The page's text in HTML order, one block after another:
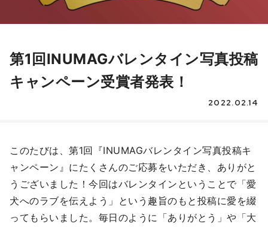
第1回INUMAGバレンタイン写真投稿
キャンペーン受賞者発表！
2022.02.14
このたびは、第1回『INUMAGバレンタイン写真投稿キ
ャンペーン』にたくさんのご応募をいただき、ありがと
うございました！今回はバレンタインということで「愛
犬へのラブを伝えよう」という趣旨のもと投稿に愛を綴
ってもらいました。毎日のように「ありがとう」や「大